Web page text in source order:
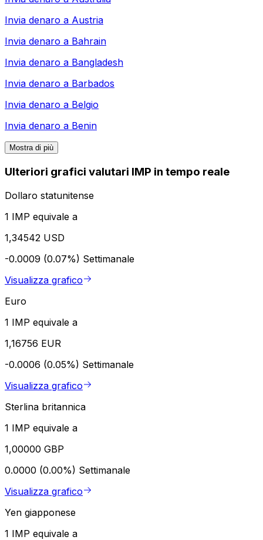
Invia denaro a Austria
Invia denaro a Bahrain
Invia denaro a Bangladesh
Invia denaro a Barbados
Invia denaro a Belgio
Invia denaro a Benin
Mostra di più
Ulteriori grafici valutari IMP in tempo reale
Dollaro statunitense
1 IMP equivale a
1,34542 USD
-0.0009 (0.07%) Settimanale
Visualizza grafico
Euro
1 IMP equivale a
1,16756 EUR
-0.0006 (0.05%) Settimanale
Visualizza grafico
Sterlina britannica
1 IMP equivale a
1,00000 GBP
0.0000 (0.00%) Settimanale
Visualizza grafico
Yen giapponese
1 IMP equivale a